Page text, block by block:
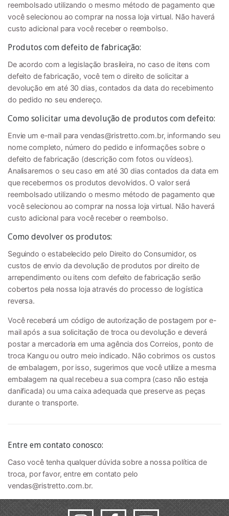
reembolsado utilizando o mesmo método de pagamento que
você selecionou ao comprar na nossa loja virtual. Não haverá
custo adicional para você receber o reembolso.
Produtos com defeito de fabricação:
De acordo com a legislação brasileira, no caso de itens com
defeito de fabricação, você tem o direito de solicitar a
devolução em até 30 dias, contados da data do recebimento
do pedido no seu endereço.
Como solicitar uma devolução de produtos com defeito:
Envie um e-mail para vendas@ristretto.com.br, informando seu
nome completo, número do pedido e informações sobre o
defeito de fabricação (descrição com fotos ou vídeos).
Analisaremos o seu caso em até 30 dias contados da data em
que recebermos os produtos devolvidos. O valor será
reembolsado utilizando o mesmo método de pagamento que
você selecionou ao comprar na nossa loja virtual. Não haverá
custo adicional para você receber o reembolso.
Como devolver os produtos:
Seguindo o estabelecido pelo Direito do Consumidor, os
custos de envio da devolução de produtos por direito de
arrependimento ou itens com defeito de fabricação serão
cobertos pela nossa loja através do processo de logística
reversa.
Você receberá um código de autorização de postagem por e-
mail após a sua solicitação de troca ou devolução e deverá
postar a mercadoria em uma agência dos Correios, ponto de
troca Kangu ou outro meio indicado. Não cobrimos os custos
de embalagem, por isso, sugerimos que você utilize a mesma
embalagem na qual recebeu a sua compra (caso não esteja
danificada) ou uma caixa adequada que preserve as peças
durante o transporte.
Entre em contato conosco:
Caso você tenha qualquer dúvida sobre a nossa política de
troca, por favor, entre em contato pelo
vendas@ristretto.com.br.